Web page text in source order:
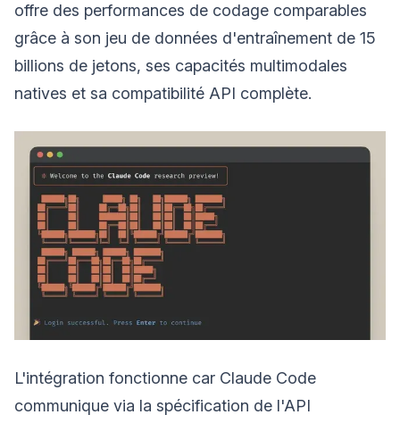
offre des performances de codage comparables
grâce à son jeu de données d'entraînement de 15
billions de jetons, ses capacités multimodales
natives et sa compatibilité API complète.
L'intégration fonctionne car Claude Code
communique via la spécification de l'API